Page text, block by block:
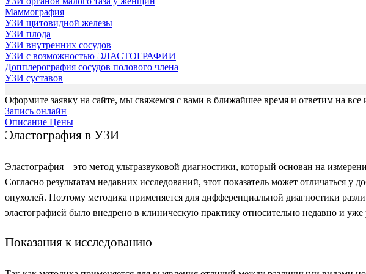
Маммография
УЗИ щитовидной железы
УЗИ плода
УЗИ внутренних сосудов
УЗИ с возможностью ЭЛАСТОГРАФИИ
Допплерография сосудов полового члена
УЗИ суставов
Оформите заявку на сайте, мы свяжемся с вами в ближайшее время и ответим на
Запись онлайн
Описание Цены
Эластография в УЗИ
Эластография – это метод ультразвуковой диагностики, который основан на
Согласно результатам недавних исследований, этот показатель может отличаться у
опухолей. Поэтому методика применяется для дифференциальной диагностики
эластографией было внедрено в клиническую практику относительно недавно и уже
Показания к исследованию